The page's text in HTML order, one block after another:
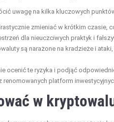
uwagę na kilka kluczowych
zmieniać w krótkim czasie,
dla nieuczciwych praktyk i
są narażone na kradzieże i
ocenić te ryzyka i podjąć
platform
w